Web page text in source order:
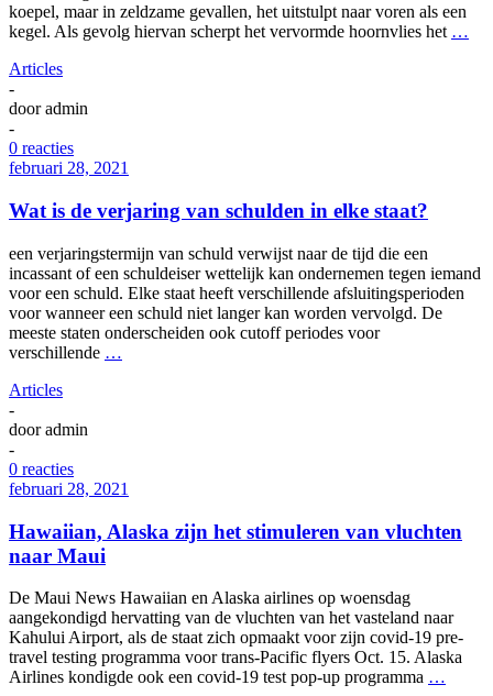
koepel, maar in zeldzame gevallen, het uitstulpt naar voren als een
kegel. Als gevolg hiervan scherpt het vervormde hoornvlies het …
Articles
-
dooradmin
-
0 reacties
februari 28, 2021
Wat is de verjaring van schulden in elke staat?
een verjaringstermijn van schuld verwijst naar de tijd die een
incassant of een schuldeiser wettelijk kan ondernemen tegen iemand
voor een schuld. Elke staat heeft verschillende afsluitingsperioden
voor wanneer een schuld niet langer kan worden vervolgd. De
meeste staten onderscheiden ook cutoff periodes voor
verschillende …
Articles
-
dooradmin
-
0 reacties
februari 28, 2021
Hawaiian, Alaska zijn het stimuleren van vluchten
naar Maui
De Maui News Hawaiian en Alaska airlines op woensdag
aangekondigd hervatting van de vluchten van het vasteland naar
Kahului Airport, als de staat zich opmaakt voor zijn covid-19 pre-
travel testing programma voor trans-Pacific flyers Oct. 15. Alaska
Airlines kondigde ook een covid-19 test pop-up programma …